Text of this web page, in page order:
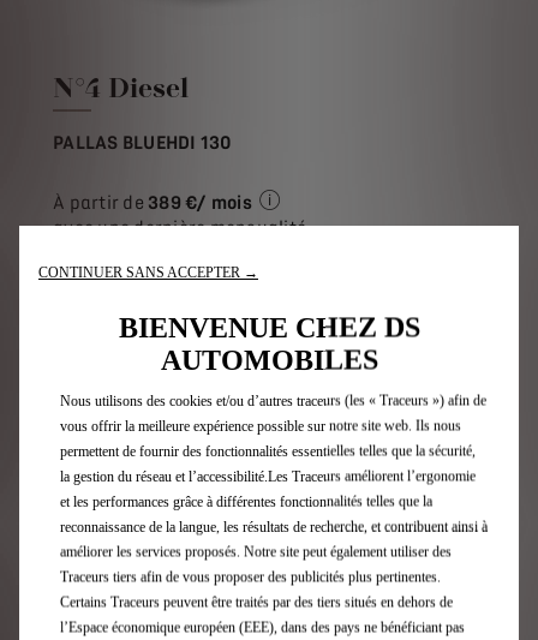
N°4 Diesel
PALLAS BLUEHDI 130
À partir de 389 €/ mois
Exemple illustratif du produit
avec une dernière mensualité
Découvrez l'offre
CONTINUER SANS ACCEPTER →
BIENVENUE CHEZ DS
AUTOMOBILES
Nous utilisons des cookies et/ou d’autres traceurs (les « Traceurs ») afin de
vous offrir la meilleure expérience possible sur notre site web. Ils nous
permettent de fournir des fonctionnalités essentielles telles que la sécurité,
la gestion du réseau et l’accessibilité.Les Traceurs améliorent l’ergonomie
et les performances grâce à différentes fonctionnalités telles que la
reconnaissance de la langue, les résultats de recherche, et contribuent ainsi à
améliorer les services proposés. Notre site peut également utiliser des
Traceurs tiers afin de vous proposer des publicités plus pertinentes.
Certains Traceurs peuvent être traités par des tiers situés en dehors de
l’Espace économique européen (EEE), dans des pays ne bénéficiant pas